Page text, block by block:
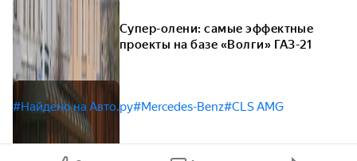
Супер-олени: самые эффектные
проекты на базе «Волги» ГАЗ-21
#Найдено на Авто.ру#Mercedes-Benz#CLS AMG